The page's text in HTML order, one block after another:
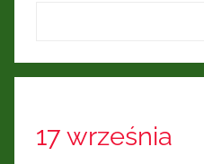
17 września